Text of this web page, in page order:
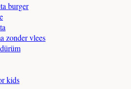
burger
zonder vlees
kids